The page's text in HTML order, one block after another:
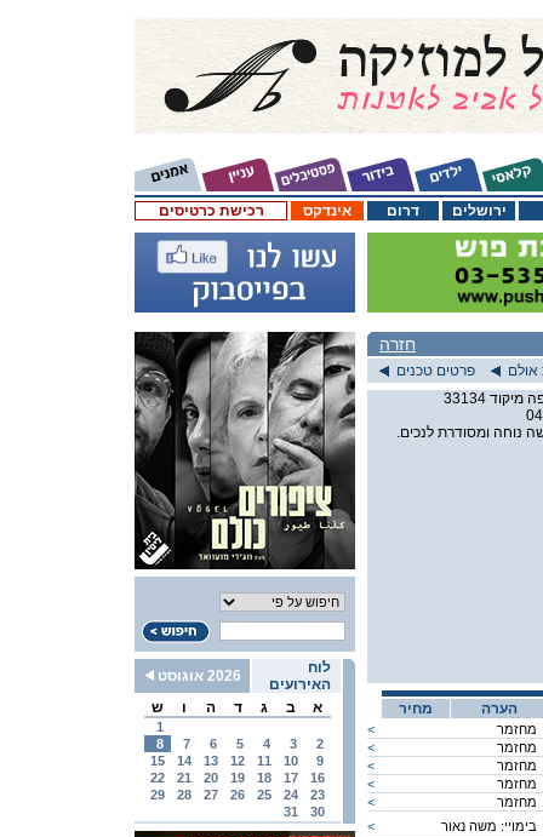
רכישת כרטיסים אינדקס דרום ירושלים
לוח
האירועים
2026 אוגוסט
א
ב ג ד ה ו ש
1
2
3
4
5
6
7
8
9
10
11
12
13
14
15
16
17
18
19
20
21
22
23
24
25
26
27
28
29
30
31
חזרה
פרטים טכנים
נוחה ומסודרת לנכים.
מחיר הערה
<
מחזמר
<
מחזמר
<
מחזמר
<
מחזמר
<
מחזמר
<
בימויי: משה נאור